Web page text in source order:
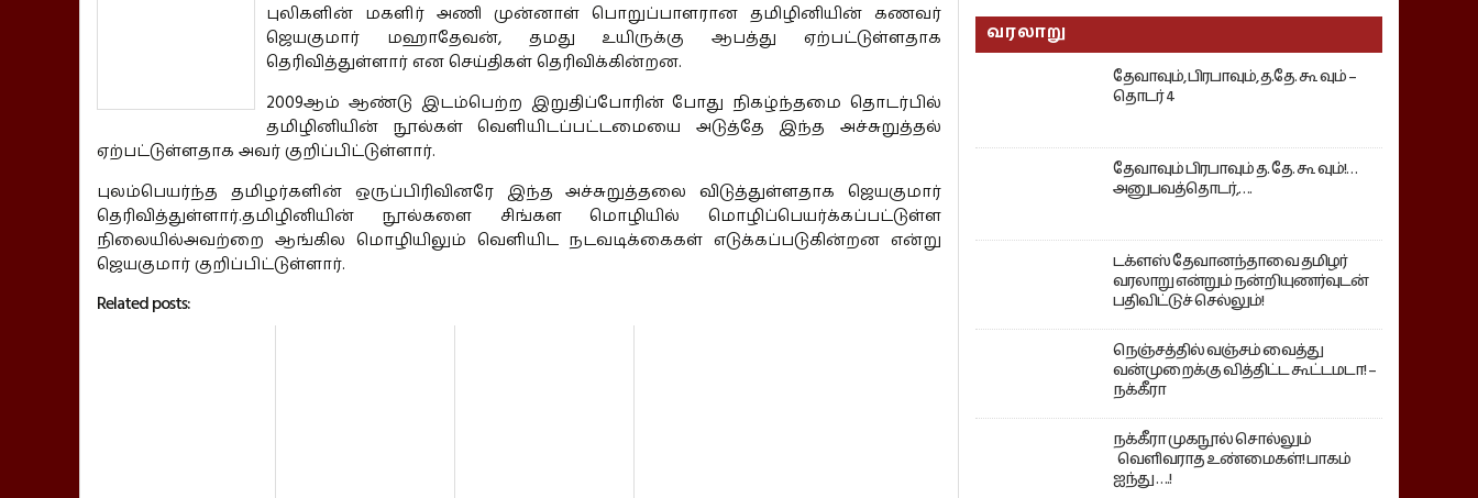
புலிகளின் மகளிர் அணி முன்னாள் பொறுப்பாளரான தமிழினியின் கணவர்
ஜெயகுமார் மஹாதேவன், தமது உயிருக்கு ஆபத்து ஏற்பட்டுள்ளதாக
தெரிவித்துள்ளார் என செய்திகள் தெரிவிக்கின்றன.
2009ஆம் ஆண்டு இடம்பெற்ற இறுதிப்போரின் போது நிகழ்ந்தமை தொடர்பில்
தமிழினியின் நூல்கள் வெளியிடப்பட்டமையை அடுத்தே இந்த அச்சுறுத்தல்
ஏற்பட்டுள்ளதாக அவர் குறிப்பிட்டுள்ளார்.
புலம்பெயர்ந்த தமிழர்களின் ஒருப்பிரிவினரே இந்த அச்சுறுத்தலை விடுத்துள்ளதாக ஜெயகுமார்
தெரிவித்துள்ளார்.தமிழினியின் நூல்களை சிங்கள மொழியில் மொழிப்பெயர்க்கப்பட்டுள்ள
நிலையில்அவற்றை ஆங்கில மொழியிலும் வெளியிட நடவடிக்கைகள் எடுக்கப்படுகின்றன என்று
ஜெயகுமார் குறிப்பிட்டுள்ளார்.
Related posts:
வரலாறு
தேவாவும், பிரபாவும், த.தே. கூ வும் –
தொடர் 4
தேவாவும் பிரபாவும் த. தே. கூ வும்!…
அனுபவத்தொடர்,….
டக்ளஸ் தேவானந்தாவை தமிழர்
வரலாறு என்றும் நன்றியுணர்வுடன்
பதிவிட்டுச் செல்லும்!
நெஞ்சத்தில் வஞ்சம் வைத்து
வன்முறைக்கு வித்திட்ட கூட்டமடா! –
நக்கீரா
நக்கீரா முகநூல் சொல்லும்
வெளிவராத உண்மைகள்! பாகம்
ஐந்து ….!